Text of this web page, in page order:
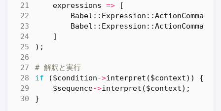
expressions =>
[
Babel::Expression::ActionCommand
Babel::Expression::ActionCommand
]
);
# 解釈と実行
if
($condition->interpret ($context))
{
$sequence->interpret ($context);
}